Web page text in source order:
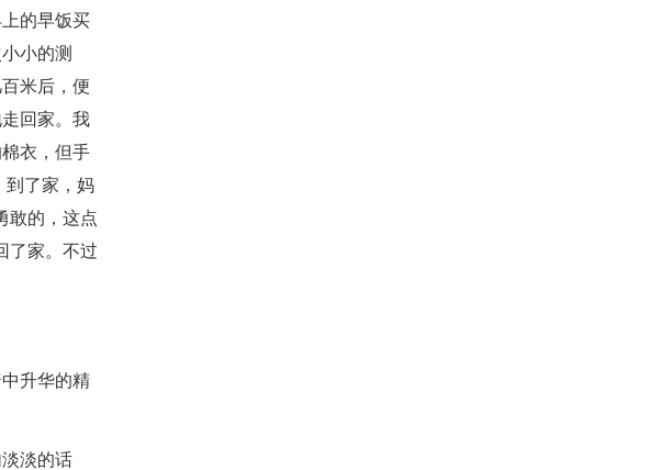
的早饭买
小的测
米后，便
回家。我
衣，但手
到了家，妈
敢的，这点
了家。不过
升华的精
淡的话